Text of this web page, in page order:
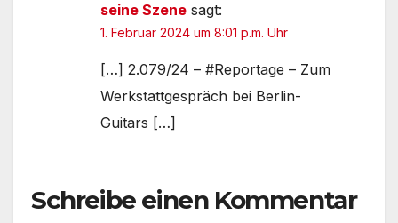
seine Szene sagt:
1. Februar 2024 um 8:01 p.m. Uhr
[…] 2.079/24 – #Reportage – Zum
Werkstattgespräch bei Berlin-
Guitars […]
Schreibe einen Kommentar